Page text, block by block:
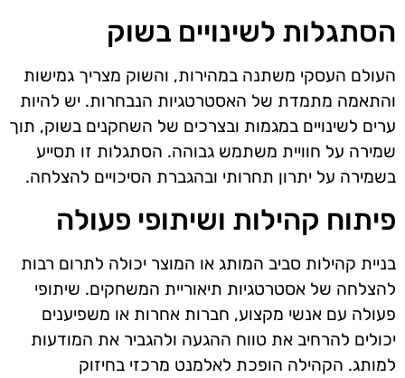
הסתגלות לשינויים בשוק
העולם העסקי משתנה במהירות, והשוק מצריך גמישות
והתאמה מתמדת של האסטרטגיות הנבחרות. יש להיות
ערים לשינויים במגמות ובצרכים של השחקנים בשוק, תוך
שמירה על חוויית משתמש גבוהה. הסתגלות זו תסייע
בשמירה על יתרון תחרותי ובהגברת הסיכויים להצלחה.
פיתוח קהילות ושיתופי פעולה
בניית קהילות סביב המותג או המוצר יכולה לתרום רבות
להצלחה של אסטרטגיות תיאוריית המשחקים. שיתופי
פעולה עם אנשי מקצוע, חברות אחרות או משפיענים
יכולים להרחיב את טווח ההגעה ולהגביר את המודעות
למותג. הקהילה הופכת לאלמנט מרכזי בחיזוק